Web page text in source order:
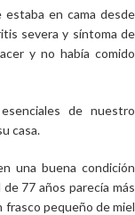
estaba en cama desde
severa y síntoma de
y no había comido
de nuestro
casa.
una buena condición
77 años parecía más
frasco pequeño de miel